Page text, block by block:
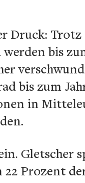
Druck:
bis
bis zum
in
Gletscher
22 Prozent